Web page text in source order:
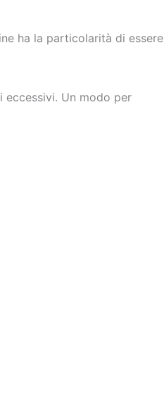
ha la particolarità di essere
eccessivi. Un modo per